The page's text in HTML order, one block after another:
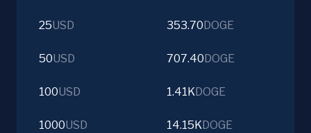
25USD 353.70 DOGE
50USD 707.40 DOGE
100USD 1.41KDOGE
1000USD 14.15KDOGE